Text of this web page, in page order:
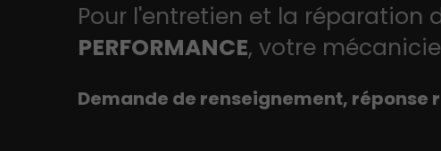
Pour l'entretien et la réparation
PERFORMANCE, votre
Demande de renseignement, réponse